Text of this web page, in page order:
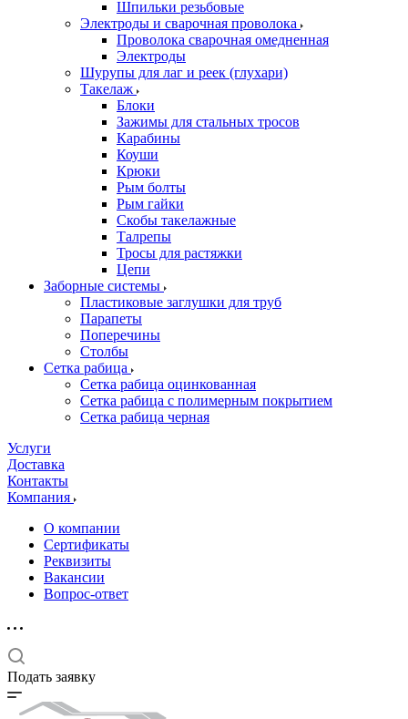
Шпильки резьбовые
Электроды и сварочная проволока
Проволока сварочная омедненная
Электроды
Шурупы для лаг и реек (глухари)
Такелаж
Блоки
Зажимы для стальных тросов
Карабины
Коуши
Крюки
Рым болты
Рым гайки
Скобы такелажные
Талрепы
Тросы для растяжки
Цепи
Заборные системы
Пластиковые заглушки для труб
Парапеты
Поперечины
Столбы
Сетка рабица
Сетка рабица оцинкованная
Сетка рабица с полимерным покрытием
Сетка рабица черная
Услуги
Доставка
Контакты
Компания
О компании
Сертификаты
Реквизиты
Вакансии
Вопрос-ответ
Подать заявку